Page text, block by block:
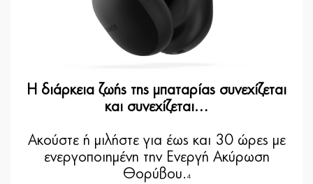
Η διάρκεια ζωής της μπαταρίας συνεχίζεται
και συνεχίζεται…
Ακούστε ή μιλήστε για έως και 30 ώρες με
ενεργοποιημένη την Ενεργή Ακύρωση
Θορύβου. 4